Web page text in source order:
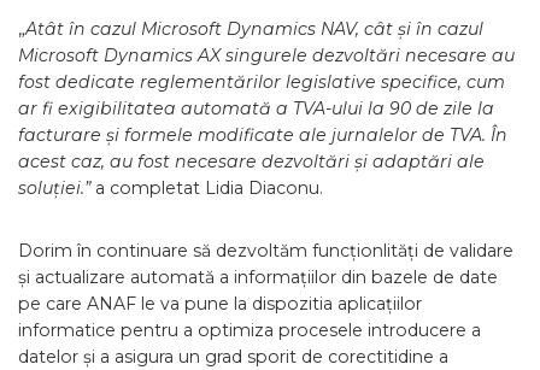
„Atât în cazul Microsoft Dynamics NAV, cât și în cazul
Microsoft Dynamics AX singurele dezvoltări necesare au
fost dedicate reglementărilor legislative specifice, cum
ar fi exigibilitatea automată a TVA-ului la 90 de zile la
facturare și formele modificate ale jurnalelor de TVA. În
acest caz, au fost necesare dezvoltări și adaptări ale
soluției.”a completat Lidia Diaconu.
Dorim în continuare să dezvoltăm funcționlități de validare
și actualizare automată a informațiilor din bazele de date
pe care ANAF le va pune la dispozitia aplicațiilor
informatice pentru a optimiza procesele introducere a
datelor și a asigura un grad sporit de corectitidine a